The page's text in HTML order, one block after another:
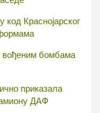
код Краснојарског
бомбама
приказала
ДАФ